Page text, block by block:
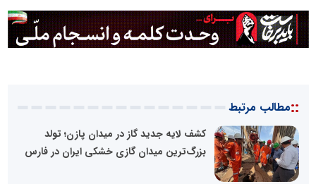
::مطالب مرتبط
کشف لایه جدید گاز در میدان پازن؛ تولد
بزرگ‌ترین میدان گازی خشکی ایران در فارس